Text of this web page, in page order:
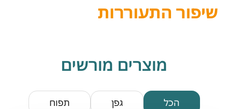
שיפור התעוררות
מוצרים מורשים
הכל גפן תפוח